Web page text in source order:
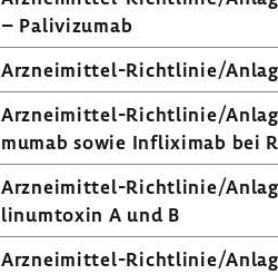
– Pali­vi­zumab
Arzneimittel-​Richtlinie/
Arzneimittel-​Richtlinie/
mumab sowie Infli­ximab bei
Arzneimittel-​Richtlinie/
li­num­toxin A und B
Arzneimittel-​Richtlinie/